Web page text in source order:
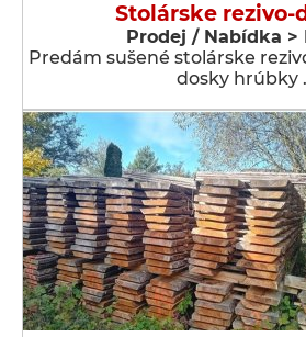
Stolárske rezivo-
Prodej / Nabídka >
Predám sušené stolárske
dosky hrúbky